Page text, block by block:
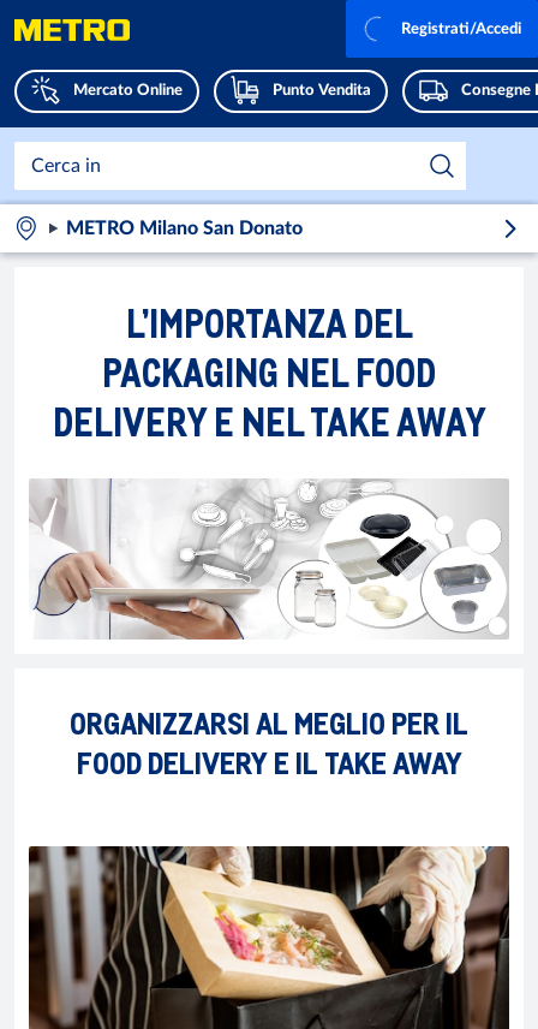
Mercato Online Punto Vendita Consegne
Registrati/Accedi
METRO Milano San Donato
L’IMPORTANZA DEL
PACKAGING NEL FOOD
DELIVERY E NEL TAKE AWAY
ORGANIZZARSI AL MEGLIO PER IL
FOOD DELIVERY E IL TAKE AWAY